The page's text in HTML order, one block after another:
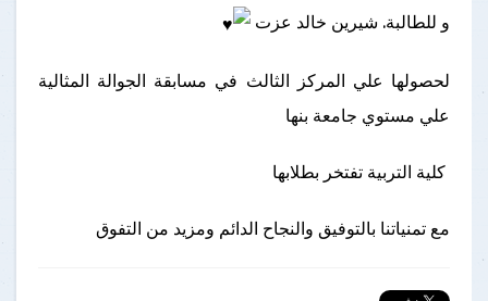
و للطالبة. شيرين خالد عزت
لحصولها علي المركز الثالث في مسابقة الجوالة المثالية
علي مستوي جامعة بنها
كلية التربية تفتخر بطلابها
مع تمنياتنا بالتوفيق والنجاح الدائم ومزيد من التفوق